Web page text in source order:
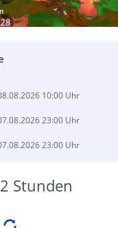
10:00 Uhr
23:00 Uhr
23:00 Uhr
Stunden